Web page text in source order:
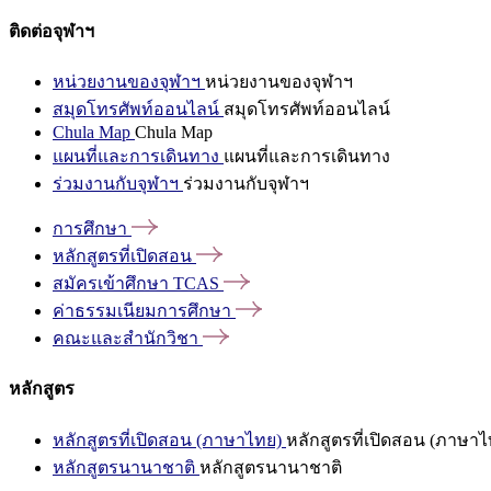
ติดต่อจุฬาฯ
หน่วยงานของจุฬาฯ หน่วยงานของจุฬาฯ
สมุดโทรศัพท์ออนไลน์ สมุดโทรศัพท์ออนไลน์
Chula Map Chula Map
แผนที่และการเดินทาง แผนที่และการเดินทาง
ร่วมงานกับจุฬาฯ ร่วมงานกับจุฬาฯ
การศึกษา
หลักสูตรที่เปิดสอน
สมัครเข้าศึกษา TCAS
ค่าธรรมเนียมการศึกษา
คณะและสำนักวิชา
หลักสูตร
หลักสูตรที่เปิดสอน (ภาษาไทย) หลักสูตรที่เปิดสอน (ภาษาไ
หลักสูตรนานาชาติ หลักสูตรนานาชาติ